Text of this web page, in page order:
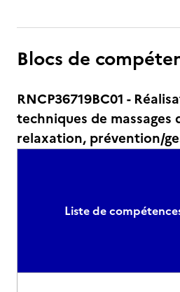
Blocs de
RNCP36719BC01 -
techniques de massages
relaxation, prévention/
Liste de